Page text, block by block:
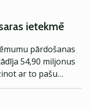
ietekmē
pārdošanas
54,90 miljonus
ar to pašu